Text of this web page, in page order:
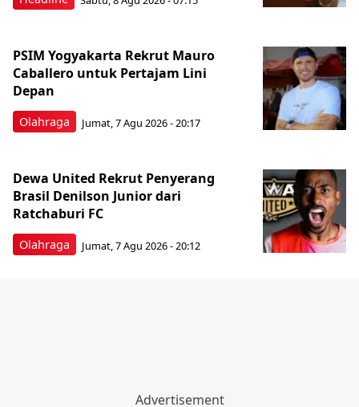
Olahraga
PSIM Yogyakarta Rekrut Mauro
Caballero untuk Pertajam Lini
Depan
Jumat, 7 Agu 2026 - 20:17
Olahraga
Dewa United Rekrut Penyerang
Brasil Denilson Junior dari
Ratchaburi FC
Jumat, 7 Agu 2026 - 20:12